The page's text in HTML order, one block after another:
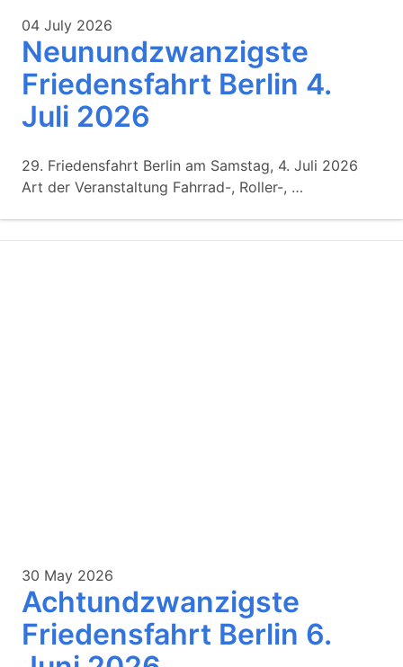
04 July 2026
Neunundzwanzigste
Friedensfahrt Berlin 4.
Juli 2026
29. Friedensfahrt Berlin am Samstag, 4. Juli 2026
Art der Veranstaltung Fahrrad-, Roller-, …
30 May 2026
Achtundzwanzigste
Friedensfahrt Berlin 6.